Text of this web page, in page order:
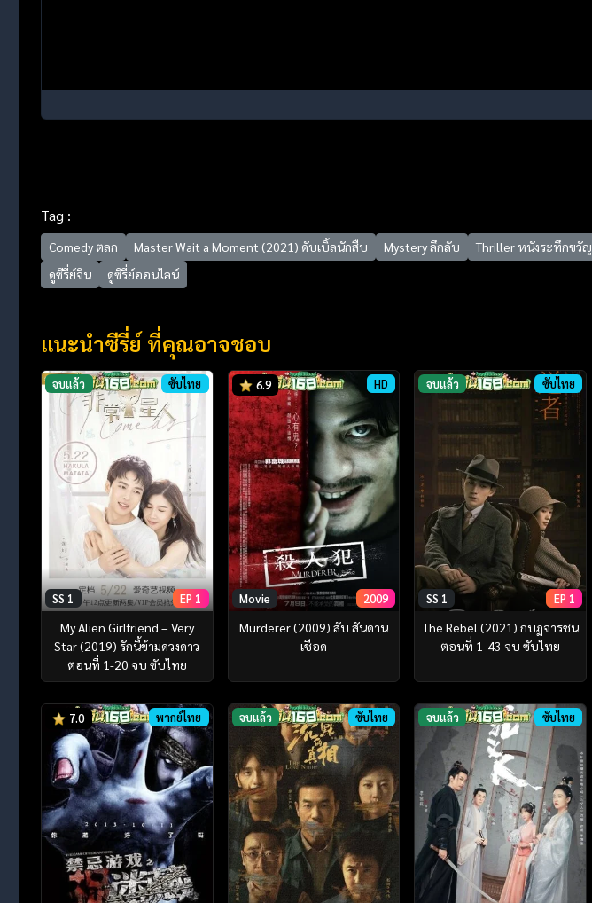
Tag :
Comedy ตลก Master Wait a Moment (2021) ดับเบิ้ลนักสืบ Mystery ลึกลับ Thriller หนังระทึกขวัญ
ดูซีรี่ย์จีน
ดูซีรี่ย์ออนไลน์
แนะนำซีรี่ย์ ที่คุณอาจชอบ
จบแล้ว ซับไทย
SS 1 EP 1
My Alien Girlfriend – Very
Star (2019) รักนี้ข้ามดวงดาว
ตอนที่ 1-20 จบ ซับไทย
6.9 HD
Movie 2009
Murderer (2009) สับ สันดาน
เชือด
จบแล้ว ซับไทย
SS 1 EP 1
The Rebel (2021) กบฏจารชน
ตอนที่ 1-43 จบ ซับไทย
7.0 พากย์ไทย จบแล้ว ซับไทย จบแล้ว ซับไทย